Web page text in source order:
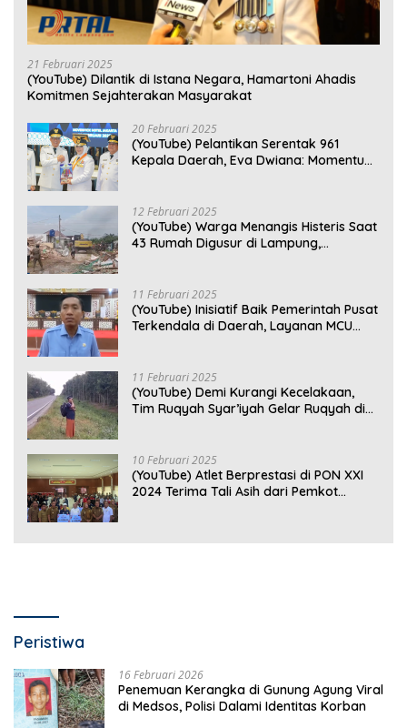
21 Februari 2025
(YouTube) Dilantik di Istana Negara, Hamartoni Ahadis
Komitmen Sejahterakan Masyarakat
20 Februari 2025
(YouTube) Pelantikan Serentak 961
Kepala Daerah, Eva Dwiana: Momentum
12 Februari 2025
(YouTube) Warga Menangis Histeris Saat
43 Rumah Digusur di Lampung,
11 Februari 2025
(YouTube) Inisiatif Baik Pemerintah Pusat
Terkendala di Daerah, Layanan MCU
11 Februari 2025
(YouTube) Demi Kurangi Kecelakaan,
Tim Ruqyah Syar’iyah Gelar Ruqyah di
10 Februari 2025
(YouTube) Atlet Berprestasi di PON XXI
2024 Terima Tali Asih dari Pemkot
Peristiwa
16 Februari 2026
Penemuan Kerangka di Gunung Agung Viral
di Medsos, Polisi Dalami Identitas Korban